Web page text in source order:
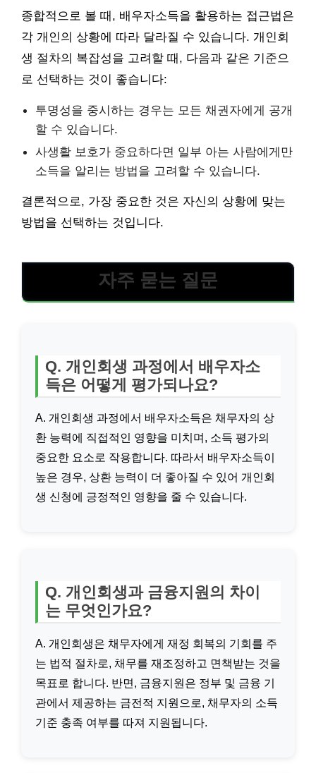
종합적으로 볼 때, 배우자소득을 활용하는 접근법은
각 개인의 상황에 따라 달라질 수 있습니다. 개인회
생 절차의 복잡성을 고려할 때, 다음과 같은 기준으
로 선택하는 것이 좋습니다:
투명성을 중시하는 경우는 모든 채권자에게 공개
할 수 있습니다.
사생활 보호가 중요하다면 일부 아는 사람에게만
소득을 알리는 방법을 고려할 수 있습니다.
결론적으로, 가장 중요한 것은 자신의 상황에 맞는
방법을 선택하는 것입니다.
자주 묻는 질문
Q. 개인회생 과정에서 배우자소
득은 어떻게 평가되나요?
A. 개인회생 과정에서 배우자소득은 채무자의 상
환 능력에 직접적인 영향을 미치며, 소득 평가의
중요한 요소로 작용합니다. 따라서 배우자소득이
높은 경우, 상환 능력이 더 좋아질 수 있어 개인회
생 신청에 긍정적인 영향을 줄 수 있습니다.
Q. 개인회생과 금융지원의 차이
는 무엇인가요?
A. 개인회생은 채무자에게 재정 회복의 기회를 주
는 법적 절차로, 채무를 재조정하고 면책받는 것을
목표로 합니다. 반면, 금융지원은 정부 및 금융 기
관에서 제공하는 금전적 지원으로, 채무자의 소득
기준 충족 여부를 따져 지원됩니다.